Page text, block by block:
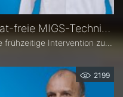
Webinar-Aufnahme: Implantat-freie MIGS-Technik - Vortrag Prof. Fritz Hengerer
Prof. Fritz Hengerer plädiert für eine frühzeitige Intervention zur Wiederherstellung des natürlichen Kammerwasserabflusses mit dem OMNI-Chirurgiesystem.
2199